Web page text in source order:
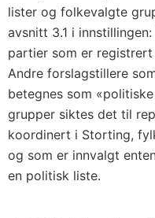
lister og folkevalgte
avsnitt 3.1 i
partier som er
Andre forslagstillere
betegnes som
grupper siktes det til
koordinert i Storting,
og som er innvalgt
en politisk liste.